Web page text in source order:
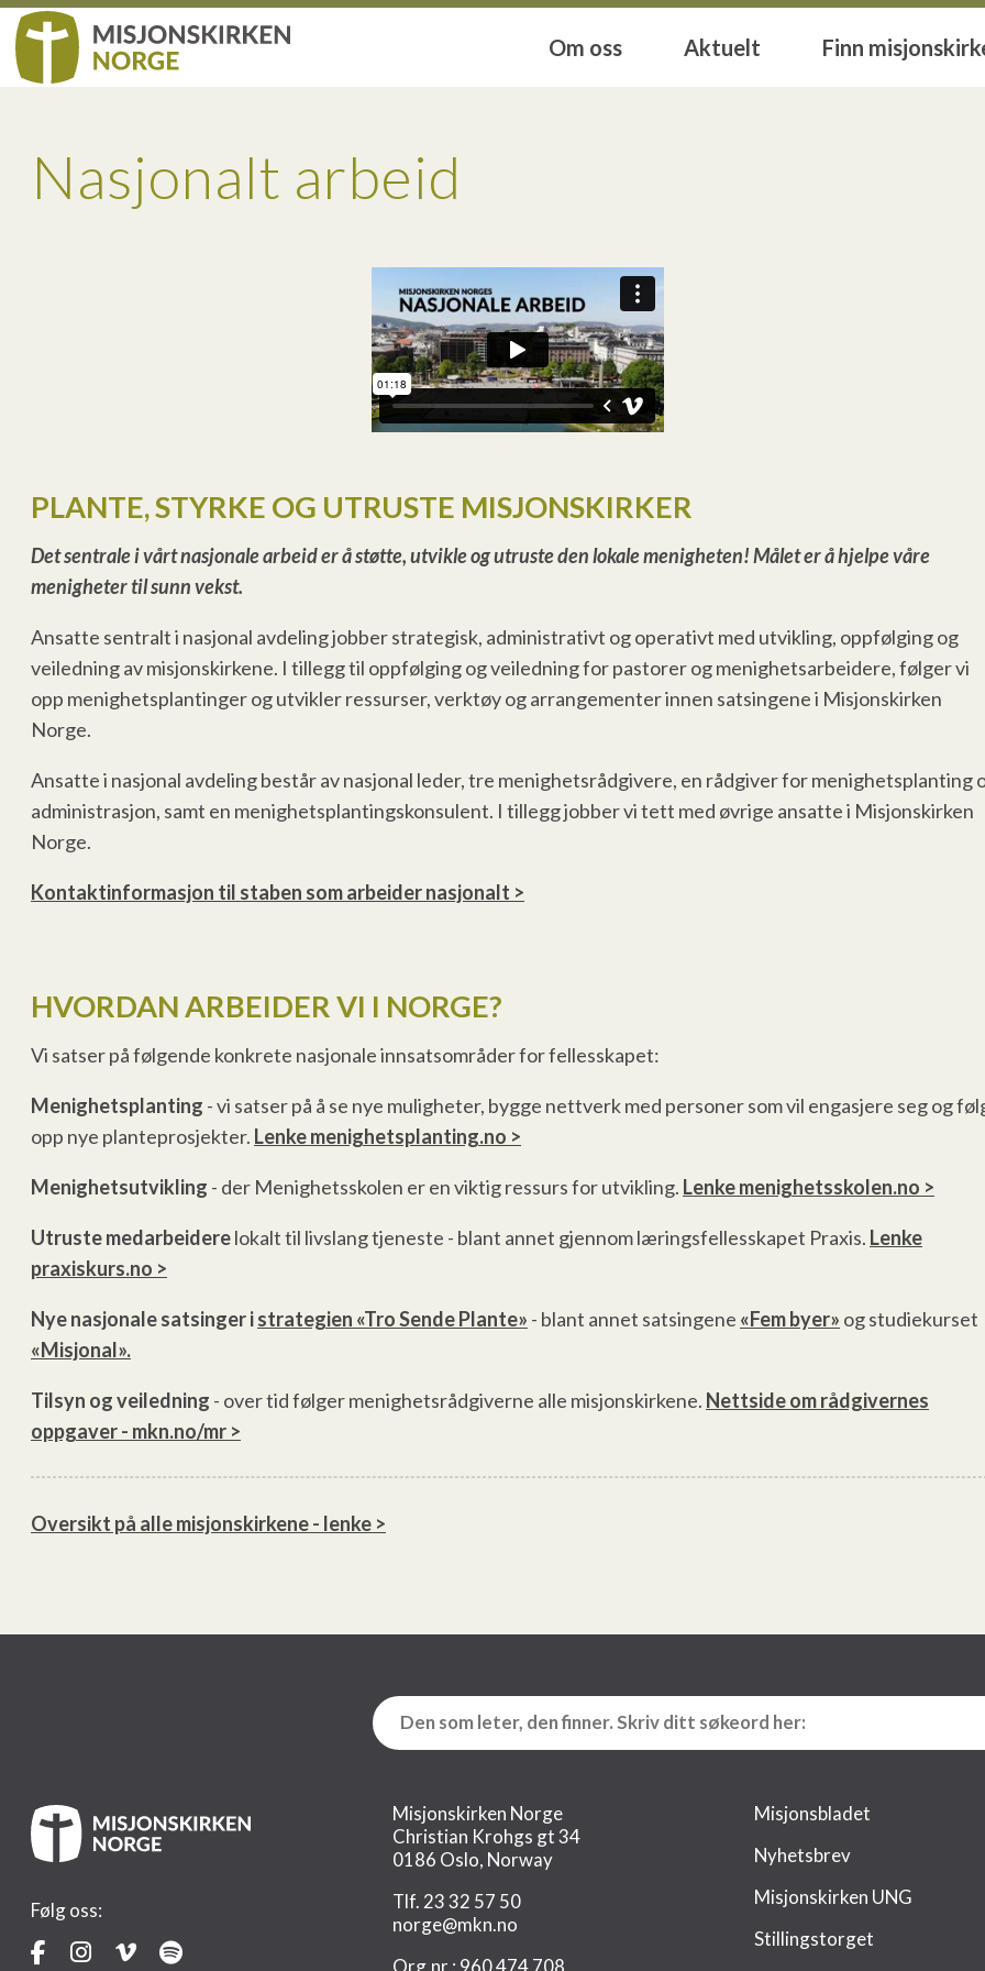
Om oss Aktuelt Finn
Nasjonalt arbeid
PLANTE, STYRKE OG UTRUSTE MISJONSKIRKER
Det sentrale i vårt nasjonale arbeid er å støtte, utvikle og utruste den lokale menigheten! Målet er å hjelpe våre
menigheter til sunn vekst.
Ansatte sentralt i nasjonal avdeling jobber strategisk, administrativt og operativt med utvikling, oppfølging og
veiledning av misjonskirkene. I tillegg til oppfølging og veiledning for pastorer og menighetsarbeidere, følger vi
opp menighetsplantinger og utvikler ressurser, verktøy og arrangementer innen satsingene i Misjonskirken
Norge.
Ansatte i nasjonal avdeling består av nasjonal leder, tre menighetsrådgivere, en rådgiver for menighetsplanting
administrasjon, samt en menighetsplantingskonsulent. I tillegg jobber vi tett med øvrige ansatte i Misjonskirken
Norge.
Kontaktinformasjon til staben som arbeider nasjonalt >
HVORDAN ARBEIDER VI I NORGE?
Vi satser på følgende konkrete nasjonale innsatsområder for fellesskapet:
Menighetsplanting - vi satser på å se nye muligheter, bygge nettverk med personer som vil engasjere seg og
opp nye planteprosjekter. Lenke menighetsplanting.no >
Menighetsutvikling - der Menighetsskolen er en viktig ressurs for utvikling. Lenke menighetsskolen.no >
Utruste medarbeiderelokalt til livslang tjeneste - blant annet gjennom læringsfellesskapet Praxis. Lenke
praxiskurs.no >
Nye nasjonale satsinger istrategien «Tro Sende Plante» - blant annet satsingene «Fem byer» og studiekurset
«Misjonal».
Tilsyn og veiledning - over tid følger menighetsrådgiverne alle misjonskirkene. Nettside om rådgivernes
oppgaver - mkn.no/mr >
Oversikt på alle misjonskirkene - lenke >
Følg oss:
Misjonskirken Norge
Christian Krohgs gt 34
0186 Oslo, Norway
Tlf. 23 32 57 50
norge@mkn.no
Org.nr.: 960 474 708
Misjonsbladet
Nyhetsbrev
Misjonskirken UNG
Stillingstorget